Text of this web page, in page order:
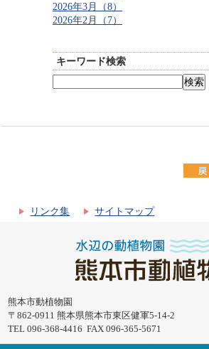
2026年3月（8）
2026年2月（7）
キーワード検索
リンク集 サイトマップ
熊本市動植物園
〒862-0911 熊本県熊本市東区健軍5-14-2
TEL 096-368-4416 FAX 096-365-5671